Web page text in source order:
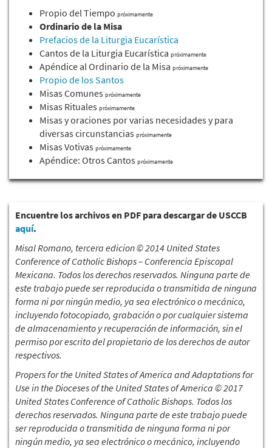
Propio del Tiempo próximamente
Ordinario de la Misa
Prefacios de la Liturgia Eucarística
Cantos de la Liturgia Eucarística próximamente
Apéndice al Ordinario de la Misa próximamente
Propio de los Santos
Misas Comunes próximamente
Misas Rituales próximamente
Misas y oraciones por varias necesidades y para
diversas circunstancias próximamente
Misas Votivas próximamente
Apéndice: Otros Cantos próximamente
Encuentre los archivos en PDF para descargar de USCCB
aquí.
Misal Romano, tercera edicion © 2014 United States
Conference of Catholic Bishops – Conferencia Episcopal
Mexicana. Todos los derechos reservados. Ninguna parte de
este trabajo puede ser reproducida o transmitida de ninguna
forma ni por ningún medio, ya sea electrónico o mecánico,
incluyendo fotocopiado, grabación o por cualquier sistema
de almacenamiento y recuperación de información, sin el
permiso por escrito del propietario de los derechos de autor
respectivos.
Propers for the United States of America and Adaptations for
Use in the Dioceses of the United States of America © 2017
United States Conference of Catholic Bishops. Todos los
derechos reservados. Ninguna parte de este trabajo puede
ser reproducida o transmitida de ninguna forma ni por
ningún medio, ya sea electrónico o mecánico, incluyendo